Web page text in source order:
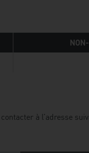
à l’adresse